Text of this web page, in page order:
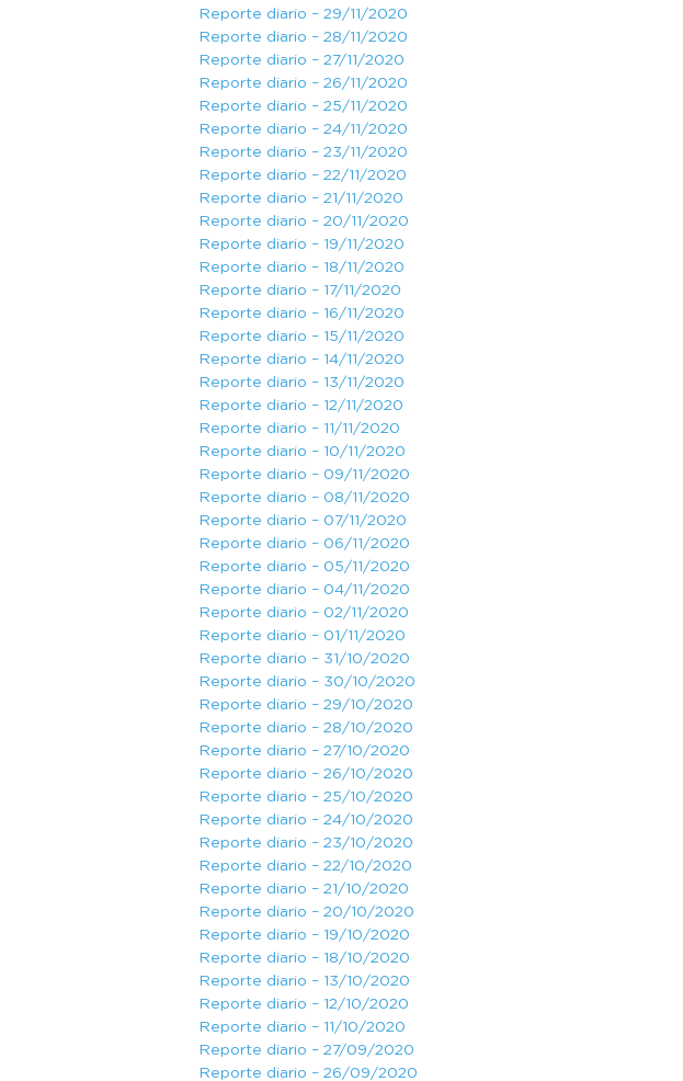
Reporte diario – 29/11/2020
Reporte diario – 28/11/2020
Reporte diario – 27/11/2020
Reporte diario – 26/11/2020
Reporte diario – 25/11/2020
Reporte diario – 24/11/2020
Reporte diario – 23/11/2020
Reporte diario – 22/11/2020
Reporte diario – 21/11/2020
Reporte diario – 20/11/2020
Reporte diario – 19/11/2020
Reporte diario – 18/11/2020
Reporte diario – 17/11/2020
Reporte diario – 16/11/2020
Reporte diario – 15/11/2020
Reporte diario – 14/11/2020
Reporte diario – 13/11/2020
Reporte diario – 12/11/2020
Reporte diario – 11/11/2020
Reporte diario – 10/11/2020
Reporte diario – 09/11/2020
Reporte diario – 08/11/2020
Reporte diario – 07/11/2020
Reporte diario – 06/11/2020
Reporte diario – 05/11/2020
Reporte diario – 04/11/2020
Reporte diario – 02/11/2020
Reporte diario – 01/11/2020
Reporte diario – 31/10/2020
Reporte diario – 30/10/2020
Reporte diario – 29/10/2020
Reporte diario – 28/10/2020
Reporte diario – 27/10/2020
Reporte diario – 26/10/2020
Reporte diario – 25/10/2020
Reporte diario – 24/10/2020
Reporte diario – 23/10/2020
Reporte diario – 22/10/2020
Reporte diario – 21/10/2020
Reporte diario – 20/10/2020
Reporte diario – 19/10/2020
Reporte diario – 18/10/2020
Reporte diario – 13/10/2020
Reporte diario – 12/10/2020
Reporte diario – 11/10/2020
Reporte diario – 27/09/2020
Reporte diario – 26/09/2020